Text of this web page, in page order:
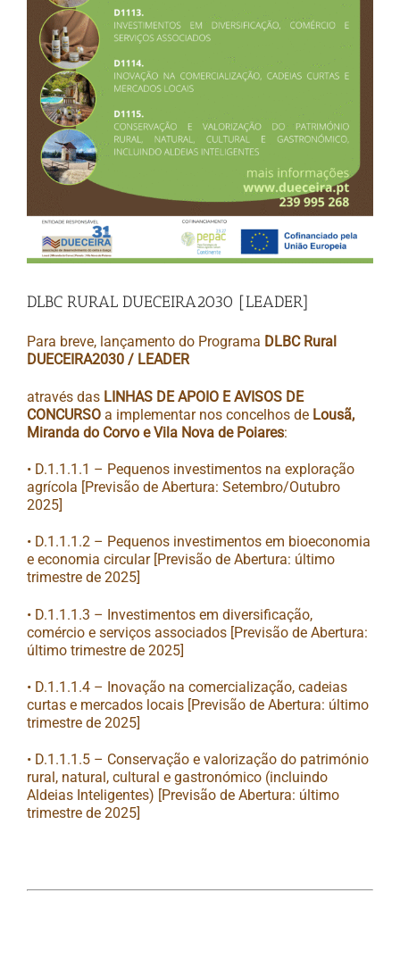
DLBC RURAL DUECEIRA2030 [LEADER]
Para breve, lançamento do Programa DLBC Rural
DUECEIRA2030 / LEADER
através das LINHAS DE APOIO E AVISOS DE
CONCURSO a implementar nos concelhos de Lousã,
Miranda do Corvo e Vila Nova de Poiares:
• D.1.1.1.1 – Pequenos investimentos na exploração
agrícola [Previsão de Abertura: Setembro/Outubro
2025]
• D.1.1.1.2 – Pequenos investimentos em bioeconomia
e economia circular [Previsão de Abertura: último
trimestre de 2025]
• D.1.1.1.3 – Investimentos em diversificação,
comércio e serviços associados [Previsão de Abertura:
último trimestre de 2025]
• D.1.1.1.4 – Inovação na comercialização, cadeias
curtas e mercados locais [Previsão de Abertura: último
trimestre de 2025]
• D.1.1.1.5 – Conservação e valorização do património
rural, natural, cultural e gastronómico (incluindo
Aldeias Inteligentes) [Previsão de Abertura: último
trimestre de 2025]